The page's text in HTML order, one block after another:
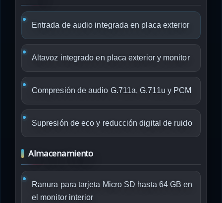
Entrada de audio integrada en placa exterior
Altavoz integrado en placa exterior y monitor
Compresión de audio G.711a, G.711u y PCM
Supresión de eco y reducción digital de ruido
Almacenamiento
Ranura para tarjeta Micro SD hasta 64 GB en
el monitor interior